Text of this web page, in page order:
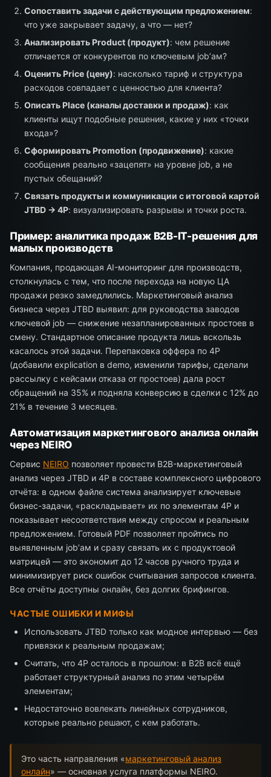
Сопоставить задачи с действующим предложением:
что уже закрывает задачу, а что — нет?
Анализировать Product (продукт): чем решение
отличается от конкурентов по ключевым job’ам?
Оценить Price (цену): насколько тариф и структура
расходов совпадает с ценностью для клиента?
Описать Place (каналы доставки и продаж): как
клиенты ищут подобные решения, какие у них «точки
входа»?
Сформировать Promotion (продвижение): какие
сообщения реально «зацепят» на уровне job, а не
пустых обещаний?
Связать продукты и коммуникации с итоговой картой
JTBD → 4P: визуализировать разрывы и точки роста.
Пример: аналитика продаж B2B-IT-решения для
малых производств
Компания, продающая AI-мониторинг для производств,
столкнулась с тем, что после перехода на новую ЦА
продажи резко замедлились. Маркетинговый анализ
бизнеса через JTBD выявил: для руководства заводов
ключевой job — снижение незапланированных простоев в
смену. Стандартное описание продукта лишь вскользь
касалось этой задачи. Перепаковка оффера по 4P
(добавили explication в demo, изменили тарифы, сделали
рассылку с кейсами отказа от простоев) дала рост
обращений на 35% и подняла конверсию в сделки с 12% до
21% в течение 3 месяцев.
Автоматизация маркетингового анализа онлайн
через NEIRO
Сервис NEIRO позволяет провести B2B-маркетинговый
анализ через JTBD и 4P в составе комплексного цифрового
отчёта: в одном файле система анализирует ключевые
бизнес-задачи, «раскладывает» их по элементам 4P и
показывает несоответствия между спросом и реальным
предложением. Готовый PDF позволяет пройтись по
выявленным job’ам и сразу связать их с продуктовой
матрицей — это экономит до 12 часов ручного труда и
минимизирует риск ошибок считывания запросов клиента.
Все отчёты доступны онлайн, без долгих брифингов.
ЧАСТЫЕ ОШИБКИ И МИФЫ
Использовать JTBD только как модное интервью — без
привязки к реальным продажам;
Считать, что 4P осталось в прошлом: в B2B всё ещё
работает структурный анализ по этим четырём
элементам;
Недостаточно вовлекать линейных сотрудников,
которые реально решают, с кем работать.
Это часть направления «маркетинговый анализ
онлайн» — основная услуга платформы NEIRO.